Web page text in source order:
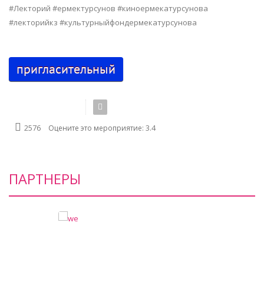
#Лекторий #ермектурсунов #киноермекатурсунова
#лекторийкз #культурныйфондермекатурсунова
пригласительный
2576 Оцените это мероприятие: 3.4
ПАРТНЕРЫ